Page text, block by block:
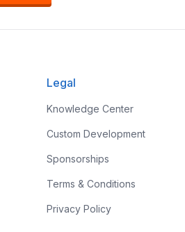
Legal
Knowledge Center
Custom Development
Sponsorships
Terms & Conditions
Privacy Policy